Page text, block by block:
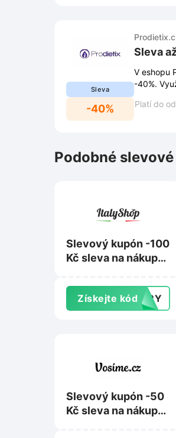
Sleva
-40%
Sleva
V eshopu
-40%.
Platí do
Podobné
Slevový kupón -100
Kč sleva na nákup
ItalyShop.cz
Získejte kódTERY
Slevový kupón -50
Kč sleva na nákup